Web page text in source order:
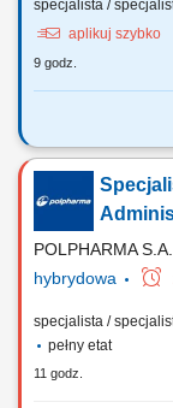
specjalista /
aplikuj szybko
9 godz.
Twój zakres
legalizacji
Przygotowywanie i
zezwoleń na pracę;
zezwoleń na pobyt
POLPHARMA S.A.
hybrydowa
specjalista /
pełny etat
11 godz.